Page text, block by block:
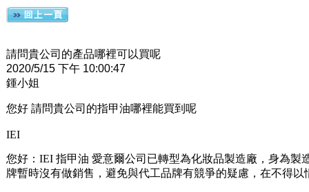
請問貴公司的產品哪裡可以買呢
2020/5/15 下午 10:00:47
鍾小姐
您好 請問貴公司的指甲油哪裡能買到呢
IEI
您好：IEI 指甲油 愛意爾公司已轉型為化妝品製造廠，身為製
牌暫時沒有做銷售，避免與代工品牌有競爭的疑慮，在不得